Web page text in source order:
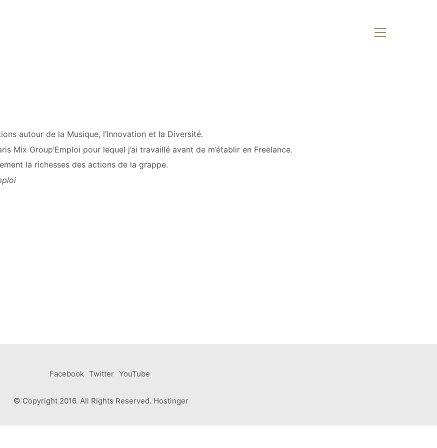
autour de la Musique, l’Innovation et la Diversité.
Mix Group’Emploi pour lequel j’ai travaillé avant de m’établir en Freelance.
la richesses des actions de la grappe.
Facebook Twitter YouTube
© Copyright 2016. All Rights Reserved. Hostinger